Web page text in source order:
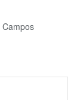
Campos